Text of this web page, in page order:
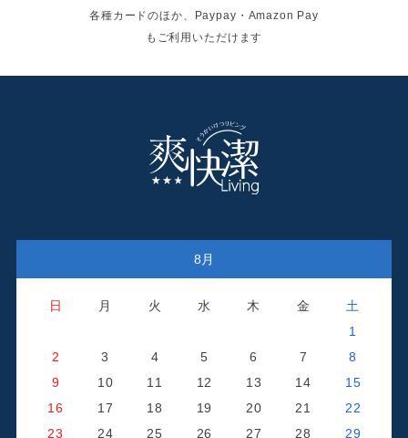
各種カードのほか、Paypay・Amazon Pay
もご利用いただけます
8月
日 月 火 水 木 金
土
1
2
3 4 5 6 7
8
9
10 11 12 13 14
15
16
17 18 19 20 21
22
23
24 25 26 27 28 29